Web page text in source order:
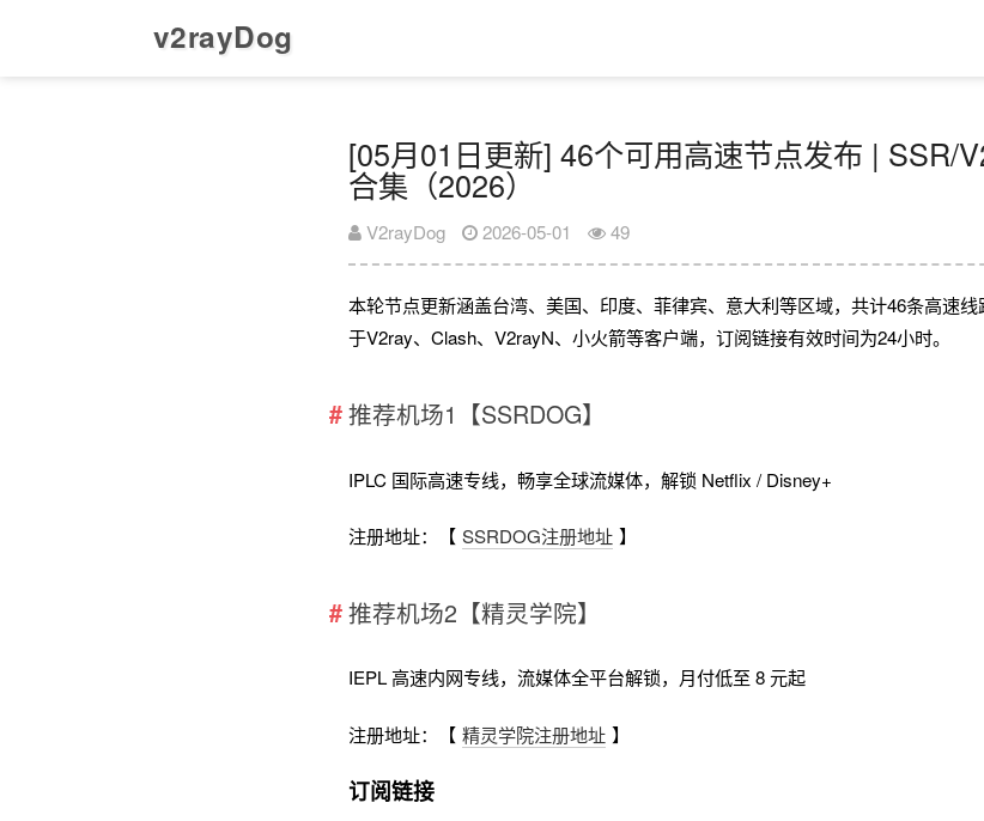
v2rayDog
[05月01日更新] 46个可用高速节点发布 | SSR/
合集（2026）
V2rayDog 2026-05-01 49
本轮节点更新涵盖台湾、美国、印度、菲律宾、意大利等区域，共计46条高速
于V2ray、Clash、V2rayN、小火箭等客户端，订阅链接有效时间为24小时。
推荐机场1【SSRDOG】
IPLC 国际高速专线，畅享全球流媒体，解锁 Netflix / Disney+
注册地址：【 SSRDOG注册地址 】
推荐机场2【精灵学院】
IEPL 高速内网专线，流媒体全平台解锁，月付低至 8 元起
注册地址：【 精灵学院注册地址 】
订阅链接